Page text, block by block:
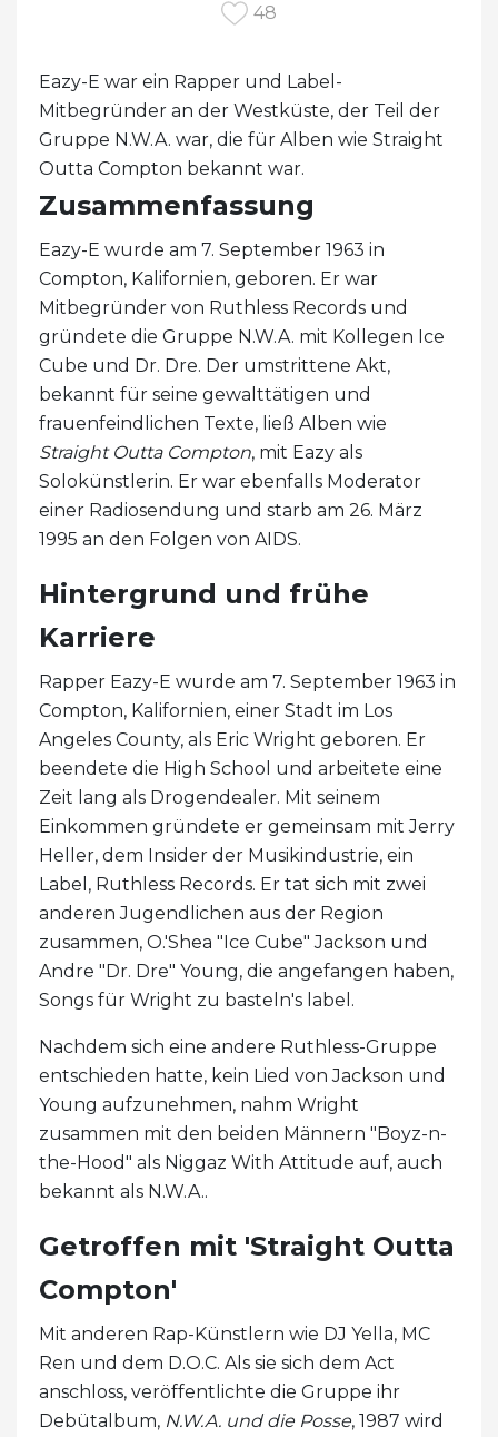
48
Eazy-E war ein Rapper und Label-
Mitbegründer an der Westküste, der Teil der
Gruppe N.W.A. war, die für Alben wie Straight
Outta Compton bekannt war.
Zusammenfassung
Eazy-E wurde am 7. September 1963 in
Compton, Kalifornien, geboren. Er war
Mitbegründer von Ruthless Records und
gründete die Gruppe N.W.A. mit Kollegen Ice
Cube und Dr. Dre. Der umstrittene Akt,
bekannt für seine gewalttätigen und
frauenfeindlichen Texte, ließ Alben wie
Straight Outta Compton, mit Eazy als
Solokünstlerin. Er war ebenfalls Moderator
einer Radiosendung und starb am 26. März
1995 an den Folgen von AIDS.
Hintergrund und frühe
Karriere
Rapper Eazy-E wurde am 7. September 1963 in
Compton, Kalifornien, einer Stadt im Los
Angeles County, als Eric Wright geboren. Er
beendete die High School und arbeitete eine
Zeit lang als Drogendealer. Mit seinem
Einkommen gründete er gemeinsam mit Jerry
Heller, dem Insider der Musikindustrie, ein
Label, Ruthless Records. Er tat sich mit zwei
anderen Jugendlichen aus der Region
zusammen, O.'Shea "Ice Cube" Jackson und
Andre "Dr. Dre" Young, die angefangen haben,
Songs für Wright zu basteln's label.
Nachdem sich eine andere Ruthless-Gruppe
entschieden hatte, kein Lied von Jackson und
Young aufzunehmen, nahm Wright
zusammen mit den beiden Männern "Boyz-n-
the-Hood" als Niggaz With Attitude auf, auch
bekannt als N.W.A..
Getroffen mit 'Straight Outta
Compton'
Mit anderen Rap-Künstlern wie DJ Yella, MC
Ren und dem D.O.C. Als sie sich dem Act
anschloss, veröffentlichte die Gruppe ihr
Debütalbum, N.W.A. und die Posse, 1987 wird